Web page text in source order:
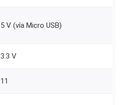
5 V (vía Micro USB)
3.3 V
11